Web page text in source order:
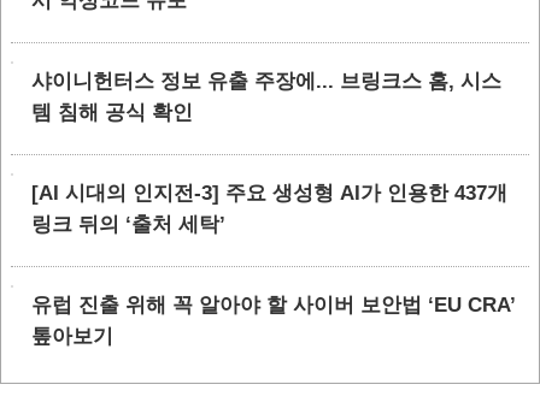
샤이니헌터스 정보 유출 주장에... 브링크스 홈, 시스
템 침해 공식 확인
[AI 시대의 인지전-3] 주요 생성형 AI가 인용한 437개
링크 뒤의 ‘출처 세탁’
유럽 진출 위해 꼭 알아야 할 사이버 보안법 ‘EU CRA’
톺아보기